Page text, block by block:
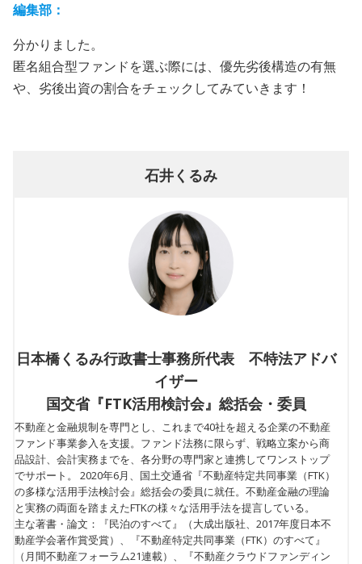
編集部：
分かりました。
匿名組合型ファンドを選ぶ際には、優先劣後構造の有無
や、劣後出資の割合をチェックしてみていきます！
石井くるみ
日本橋くるみ行政書士事務所代表 不特法アドバ
イザー
国交省『FTK活用検討会』総括会・委員
不動産と金融規制を専門とし、これまで40社を超える企業の不動産
ファンド事業参入を支援。ファンド法務に限らず、戦略立案から商
品設計、会計実務までを、各分野の専門家と連携してワンストップ
でサポート。 2020年6月、国土交通省『不動産特定共同事業（FTK）
の多様な活用手法検討会』総括会の委員に就任。不動産金融の理論
と実務の両面を踏まえたFTKの様々な活用手法を提言している。
主な著書・論文：『民泊のすべて』（大成出版社、2017年度日本不
動産学会著作賞受賞）、『不動産特定共同事業（FTK）のすべて』
（月間不動産フォーラム21連載）、『不動産クラウドファンディン